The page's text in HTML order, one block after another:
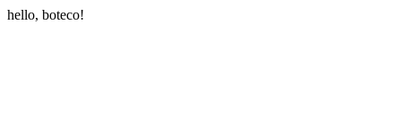
hello, boteco!